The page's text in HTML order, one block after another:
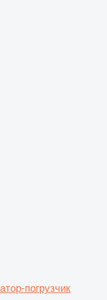
погрузчик